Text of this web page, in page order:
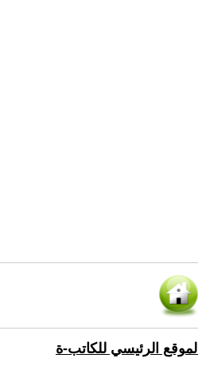
الموقع الرئيسي للكاتب-ة